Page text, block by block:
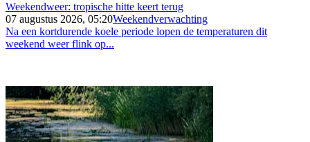
Weekendweer: tropische hitte keert terug
07 augustus 2026, 05:20Weekendverwachting
Na een kortdurende koele periode lopen de temperaturen dit
weekend weer flink op...